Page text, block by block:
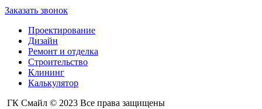
Заказать звонок
Проектирование
Дизайн
Ремонт и отделка
Строительство
Клининг
Калькулятор
ГК Смайл © 2023 Все права защищены